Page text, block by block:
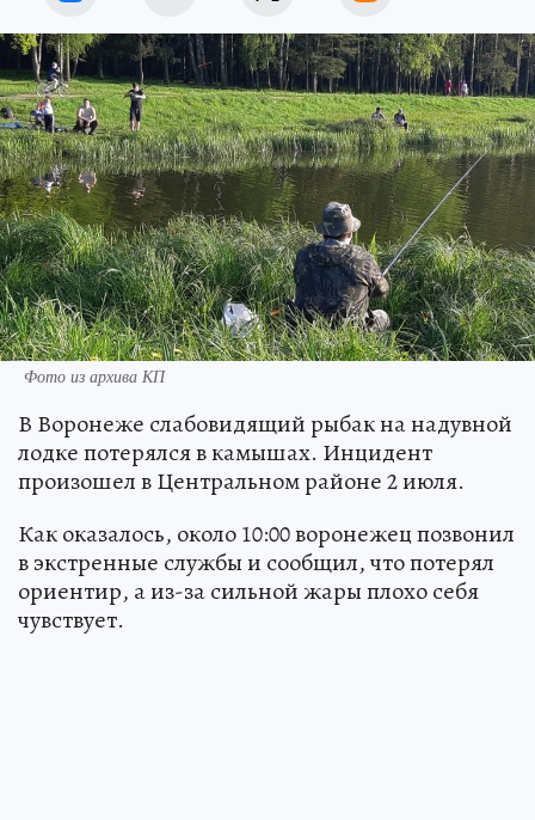
Фото из архива КП
В Воронеже слабовидящий рыбак на надувной
лодке потерялся в камышах. Инцидент
произошел в Центральном районе 2 июля.
Как оказалось, около 10:00 воронежец позвонил
в экстренные службы и сообщил, что потерял
ориентир, а из-за сильной жары плохо себя
чувствует.